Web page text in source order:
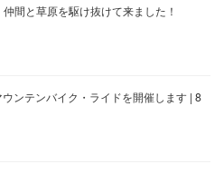
仲間と草原を駆け抜けて来ました！
ウンテンバイク・ライドを開催します | 8